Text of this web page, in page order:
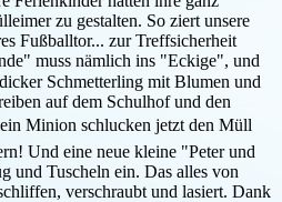
zu gestalten. So ziert unsere
Fußballtor... zur Treffsicherheit
muss nämlich ins "Eckige", und
Schmetterling mit Blumen und
auf dem Schulhof und den
Minion schlucken jetzt den Müll
Und eine neue kleine "Peter und
und Tuscheln ein. Das alles von
verschraubt und lasiert. Dank